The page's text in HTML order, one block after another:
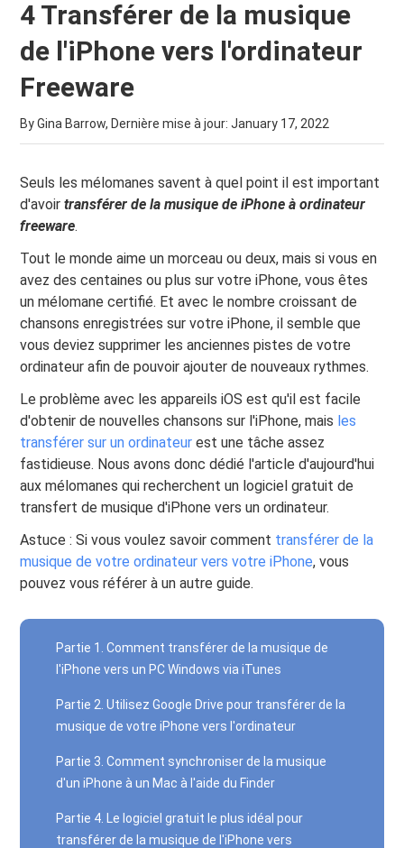
4 Transférer de la musique
de l'iPhone vers l'ordinateur
Freeware
By Gina Barrow, Dernière mise à jour:January 17, 2022
Seuls les mélomanes savent à quel point il est important
d'avoirtransférer de la musique de iPhone à ordinateur
freeware.
Tout le monde aime un morceau ou deux, mais si vous en
avez des centaines ou plus sur votre iPhone, vous êtes
un mélomane certifié. Et avec le nombre croissant de
chansons enregistrées sur votre iPhone, il semble que
vous deviez supprimer les anciennes pistes de votre
ordinateur afin de pouvoir ajouter de nouveaux rythmes.
Le problème avec les appareils iOS est qu'il est facile
d'obtenir de nouvelles chansons sur l'iPhone, mais les
transférer sur un ordinateur est une tâche assez
fastidieuse. Nous avons donc dédié l'article d'aujourd'hui
aux mélomanes qui recherchent un logiciel gratuit de
transfert de musique d'iPhone vers un ordinateur.
Astuce : Si vous voulez savoir comment transférer de la
musique de votre ordinateur vers votre iPhone, vous
pouvez vous référer à un autre guide.
Partie 1. Comment transférer de la musique de
l'iPhone vers un PC Windows via iTunes
Partie 2. Utilisez Google Drive pour transférer de la
musique de votre iPhone vers l'ordinateur
Partie 3. Comment synchroniser de la musique
d'un iPhone à un Mac à l'aide du Finder
Partie 4. Le logiciel gratuit le plus idéal pour
transférer de la musique de l'iPhone vers